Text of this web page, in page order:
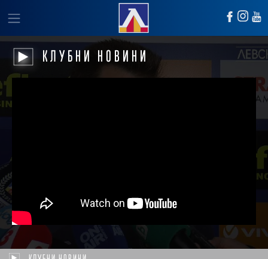
КЛУБНИ НОВИНИ